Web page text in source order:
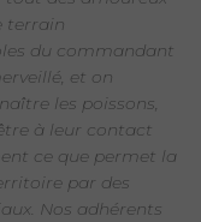
terrain
du commandant
et on
les poissons,
à leur contact
ce que permet la
par des
Nos adhérents